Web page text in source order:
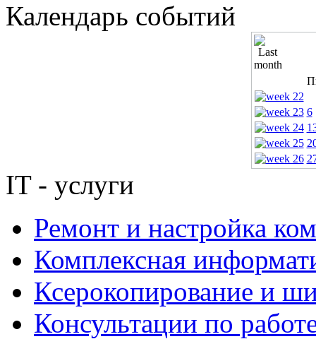
Календарь событий
6
IT - услуги
Ремонт и настройка
Комплексная
Ксерокопирование и
Консультации по